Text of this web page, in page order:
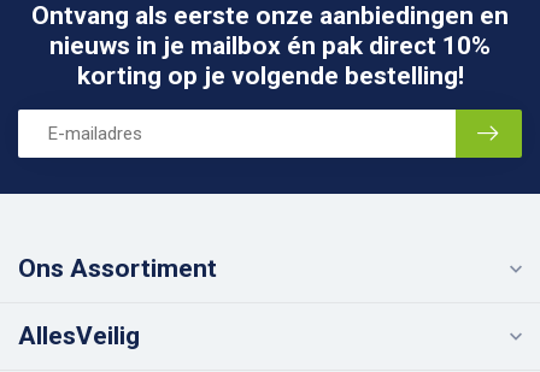
Ontvang als eerste onze aanbiedingen en
nieuws in je mailbox én pak direct 10%
korting op je volgende bestelling!
Ons Assortiment
AllesVeilig